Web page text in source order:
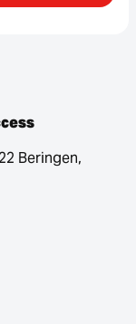
Beringen,